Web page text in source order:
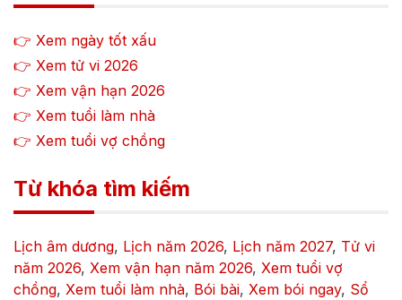
👉 Xem ngày tốt xấu
👉 Xem tử vi 2026
👉 Xem vận hạn 2026
👉 Xem tuổi làm nhà
👉 Xem tuổi vợ chồng
Từ khóa tìm kiếm
Lịch âm dương, Lịch năm 2026, Lịch năm 2027, Tử vi
năm 2026, Xem vận hạn năm 2026, Xem tuổi vợ
chồng, Xem tuổi làm nhà, Bói bài, Xem bói ngay, Sổ